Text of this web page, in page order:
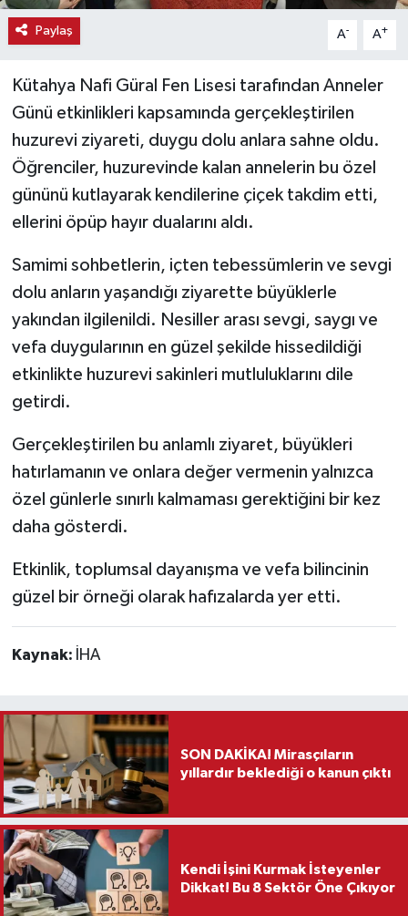
Paylaş A- A+
Kütahya Nafi Güral Fen Lisesi tarafından Anneler
Günü etkinlikleri kapsamında gerçekleştirilen
huzurevi ziyareti, duygu dolu anlara sahne oldu.
Öğrenciler, huzurevinde kalan annelerin bu özel
gününü kutlayarak kendilerine çiçek takdim etti,
ellerini öpüp hayır dualarını aldı.
Samimi sohbetlerin, içten tebessümlerin ve sevgi
dolu anların yaşandığı ziyarette büyüklerle
yakından ilgilenildi. Nesiller arası sevgi, saygı ve
vefa duygularının en güzel şekilde hissedildiği
etkinlikte huzurevi sakinleri mutluluklarını dile
getirdi.
Gerçekleştirilen bu anlamlı ziyaret, büyükleri
hatırlamanın ve onlara değer vermenin yalnızca
özel günlerle sınırlı kalmaması gerektiğini bir kez
daha gösterdi.
Etkinlik, toplumsal dayanışma ve vefa bilincinin
güzel bir örneği olarak hafızalarda yer etti.
Kaynak: İHA
SON DAKİKA! Mirasçıların
yıllardır beklediği o kanun çıktı
Kendi İşini Kurmak İsteyenler
Dikkat! Bu 8 Sektör Öne Çıkıyor
Sağlık
Siyaset
Spor
Teknoloji
Vefat Haberleri
Yaşam